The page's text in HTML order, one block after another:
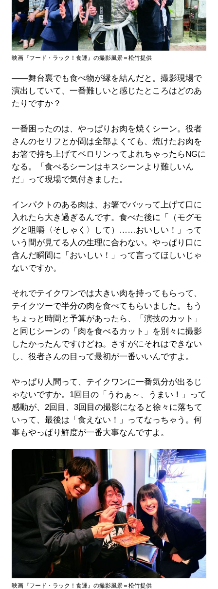
映画『フード・ラック！食運』の撮影風景＝松竹提供
――舞台裏でも食べ物が縁を結んだと。撮影現場で
演出していて、一番難しいと感じたところはどのあ
たりですか？
一番困ったのは、やっぱりお肉を焼くシーン。役者
さんのセリフとか間は全部よくても、焼けたお肉を
お箸で持ち上げてペロリンってよれちゃったらNGに
なる。「食べるシーンはキスシーンより難しいん
だ」って現場で気付きました。
インパクトのある肉は、お箸でバッって上げて口に
入れたら大き過ぎるんです。食べた後に「（モグモ
グと咀嚼〈そしゃく〉して）……おいしい！」って
いう間が見てる人の生理に合わない。やっぱり口に
含んだ瞬間に「おいしい！」って言ってほしいじゃ
ないですか。
それでテイクワンでは大きい肉を持ってもらって、
テイクツーで半分の肉を食べてもらいました。もう
ちょっと時間と予算があったら、「演技のカット」
と同じシーンの「肉を食べるカット」を別々に撮影
したかったんですけどね。さすがにそれはできない
し、役者さんの目って最初が一番いいんですよ。
やっぱり人間って、テイクワンに一番気分が出るじ
ゃないですか。1回目の「うわぁ～、うまい！」って
感動が、2回目、3回目の撮影になると徐々に落ちて
いって、最後は「食えない！」ってなっちゃう。何
事もやっぱり鮮度が一番大事なんですよ。
映画『フード・ラック！食運』の撮影風景＝松竹提供